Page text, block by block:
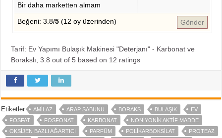
Bir daha marketten almam
Beğeni: 3.8/5(12 oy üzerinden) Gönder
Tarif: Ev Yapımı Bulaşık Makinesi "Deterjanı" - Karbonat ve
Borakslı ,3.8 out of5 based on 12 ratings
Etiketler AMILAZ ARAP SABUNU BORAKS BULAŞIK
EV
FOSFAT
FOSFONAT KARBONAT
NONIYONIK AKTIF MADDE
OKSIJEN BAZLI AĞARTICI
PARFÜM POLIKARBOKSILAT
PROTEAZ